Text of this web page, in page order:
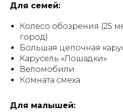
Для семей:
Колесо обозрения (25
город)
Большая цепочная
Карусель «Лошадки»
Веломобили
Комната смеха
Для малышей: